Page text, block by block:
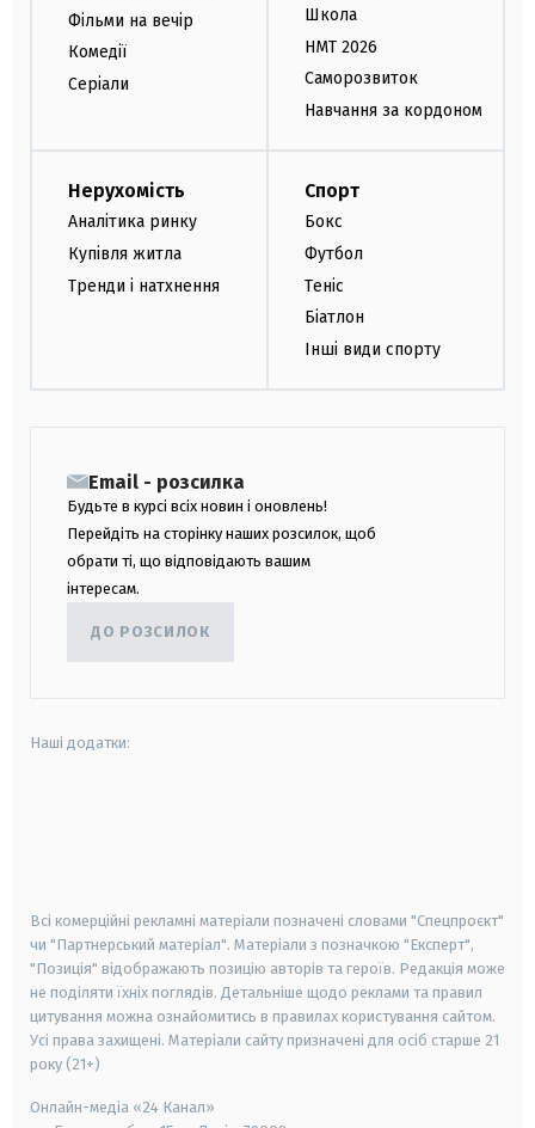
Фільми на вечір
Комедії
Серіали
Школа
НМТ 2026
Саморозвиток
Навчання за кордоном
Нерухомість
Аналітика ринку
Купівля житла
Тренди і натхнення
Спорт
Бокс
Футбол
Теніс
Біатлон
Інші види спорту
Email - розсилка
Будьте в курсі всіх новин і оновлень!
Перейдіть на сторінку наших розсилок, щоб
обрати ті, що відповідають вашим
інтересам.
ДО РОЗСИЛОК
Наші додатки:
Всі комерційні рекламні матеріали позначені словами "Спецпроєкт"
чи "Партнерський матеріал". Матеріали з позначкою "Експерт",
"Позиція" відображають позицію авторів та героїв. Редакція може
не поділяти їхніх поглядів. Детальніше щодо реклами та правил
цитування можна ознайомитись в правилах користування сайтом.
Усі права захищені. Матеріали сайту призначені для осіб старше 21
року (21+)
Онлайн-медіа «24 Канал»